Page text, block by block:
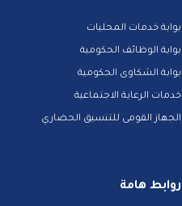
بوابة خدمات المحليات
بوابة الوظائف الحكومية
بوابة الشكاوى الحكومية
خدمات الرعاية الاجتماعية
الجهاز القومى للتنسيق الحضاري
روابط هامة